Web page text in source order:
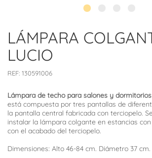
LÁMPARA
LUCIO
REF: 130591006
Lámpara de techo para salones y
está compuesta por tres pantallas de
la pantalla central fabricada con terciopelo.
instalar la lámpara colgante en estancias
con el acabado del terciopelo.
Dimensiones: Alto 46-84 cm. Diámetro 37 cm.